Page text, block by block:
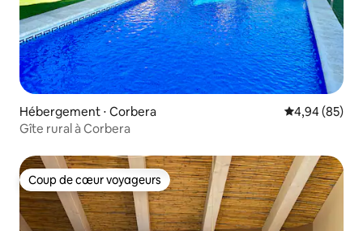
Hébergement ⋅ Corbera Évaluation
4,94 (85)
Gîte rural à Corbera
Coup de cœur voyageurs
Coup de cœur voyageurs